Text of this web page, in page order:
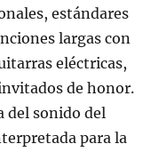
estándares
largas con
eléctricas,
de honor.
del sonido del
para la